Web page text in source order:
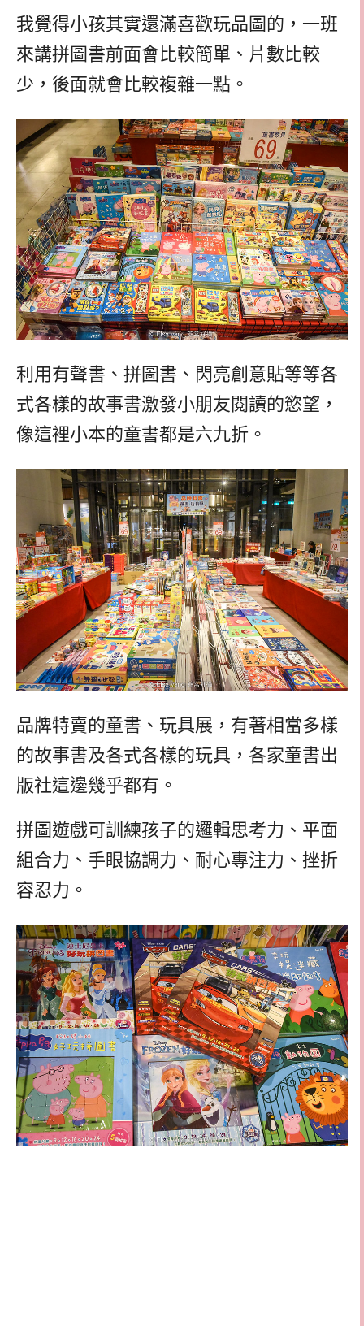
我覺得小孩其實還滿喜歡玩品圖的，一班
來講拼圖書前面會比較簡單、片數比較
少，後面就會比較複雜一點。
利用有聲書、拼圖書、閃亮創意貼等等各
式各樣的故事書激發小朋友閱讀的慾望，
像這裡小本的童書都是六九折。
品牌特賣的童書、玩具展，有著相當多樣
的故事書及各式各樣的玩具，各家童書出
版社這邊幾乎都有。
拼圖遊戲可訓練孩子的邏輯思考力、平面
組合力、手眼協調力、耐心專注力、挫折
容忍力。